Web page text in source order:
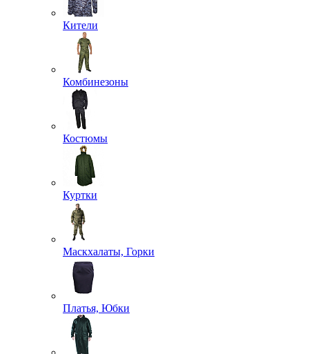
Кители
Комбинезоны
Костюмы
Куртки
Маскхалаты, Горки
Платья, Юбки